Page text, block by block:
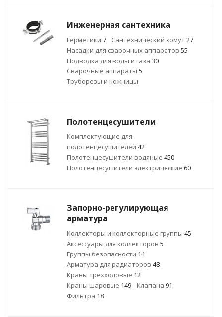
Инженерная сантехника
Герметики 7 Сантехнический хомут27
Насадки для сварочных аппаратов 55
Подводка для воды и газа 30
Сварочные аппараты 5
Труборезы и ножницы
Полотенцесушители
Комплектующие для
полотенцесушителей 42
Полотенцесушители водяные 450
Полотенцесушители электрические 60
Запорно-регулирующая
арматура
Коллекторы и коллекторные группы 45
Аксессуары для коллекторов 5
Группы безопасности 14
Арматура для радиаторов 48
Краны трехходовые 12
Краны шаровые 149 Клапана 91
Фильтра 18